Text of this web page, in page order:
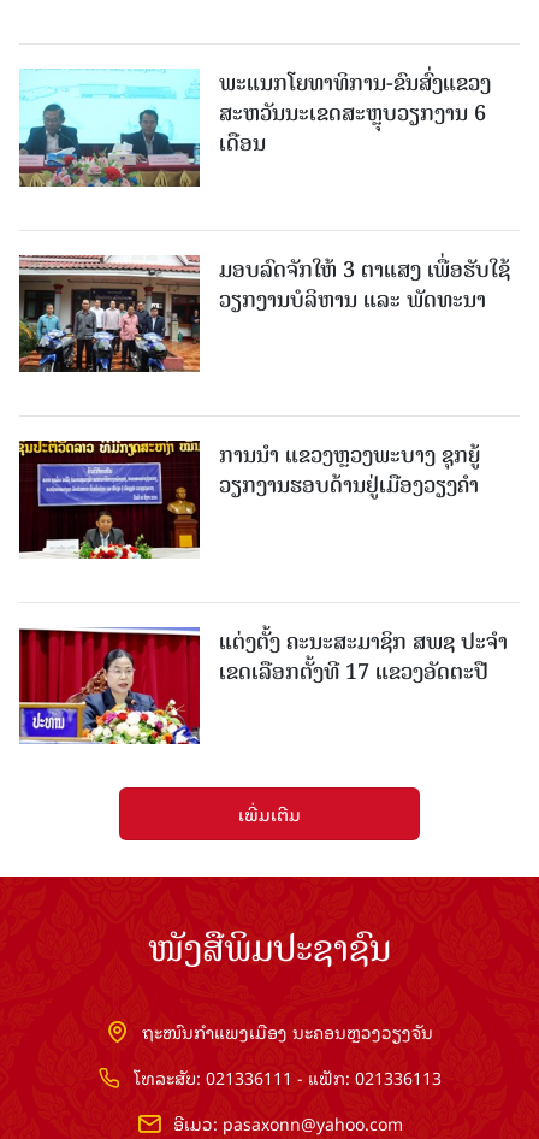
ພະແນກໂຍທາທິການ-ຂົນສົ່ງແຂວງ
ສະຫວັນນະເຂດສະຫຼຸບວຽກງານ 6
ເດືອນ
ມອບລົດຈັກໃຫ້ 3 ຕາແສງ ເພື່ອຮັບໃຊ້
ວຽກງານບໍລິຫານ ແລະ ພັດທະນາ
ການນຳ ແຂວງຫຼວງພະບາງ ຊຸກຍູ້
ວຽກງານຮອບດ້ານຢູ່ເມືອງວຽງຄໍາ
ແຕ່ງຕັ້ງ ຄະນະສະມາຊິກ ສພຊ ປະຈຳ
ເຂດເລືອກຕັ້ງທີ 17 ແຂວງອັດຕະປື
ເພີ່ມເຕີມ
ໜັງສືພິມປະຊາຊົນ
ຖະໜົນກຳແພງເມືອງ ນະຄອນຫຼວງວຽງຈັນ
ໂທລະສັບ: 021336111 - ແຟັກ: 021336113
ອີເມວ: pasaxonn@yahoo.com